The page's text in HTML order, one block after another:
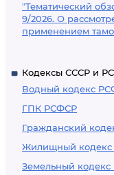
"Тематический
9/2026. О
применением
Кодексы СССР и
Водный кодекс
ГПК РСФСР
Гражданский
Жилищный
Земельный